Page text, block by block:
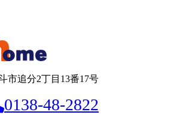
市追分2丁目13番17号
0138-48-2822